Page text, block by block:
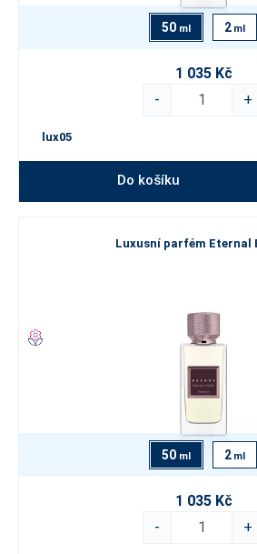
50 ml 2 ml
1 035 Kč
-
+
lux05
Do košíku
Luxusní parfém Eternal
50 ml 2 ml
1 035 Kč
-
+